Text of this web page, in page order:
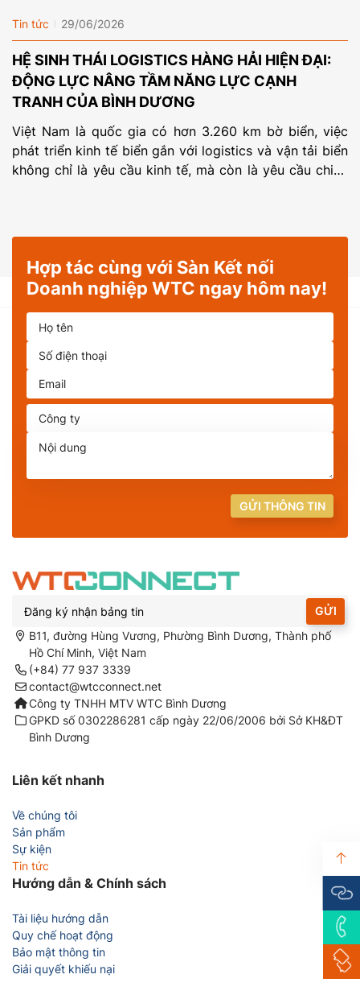
Tin tức 29/06/2026
HỆ SINH THÁI LOGISTICS HÀNG HẢI HIỆN ĐẠI:
ĐỘNG LỰC NÂNG TẦM NĂNG LỰC CẠNH
TRANH CỦA BÌNH DƯƠNG
Việt Nam là quốc gia có hơn 3.260 km bờ biển, việc
phát triển kinh tế biển gắn với logistics và vận tải biển
không chỉ là yêu cầu kinh tế, mà còn là yêu cầu chiến
Hợp tác cùng với Sàn Kết nối
Doanh nghiệp WTC ngay hôm nay!
GỬI THÔNG TIN
GỬI
B11, đường Hùng Vương, Phường Bình Dương, Thành phố
Hồ Chí Minh, Việt Nam
(+84) 77 937 3339
contact@wtcconnect.net
Công ty TNHH MTV WTC Bình Dương
GPKD số 0302286281 cấp ngày 22/06/2006 bởi Sở KH&ĐT
Bình Dương
Liên kết nhanh
Về chúng tôi
Sản phẩm
Sự kiện
Tin tức
Hướng dẫn & Chính sách
Tài liệu hướng dẫn
Quy chế hoạt động
Bảo mật thông tin
Giải quyết khiếu nại